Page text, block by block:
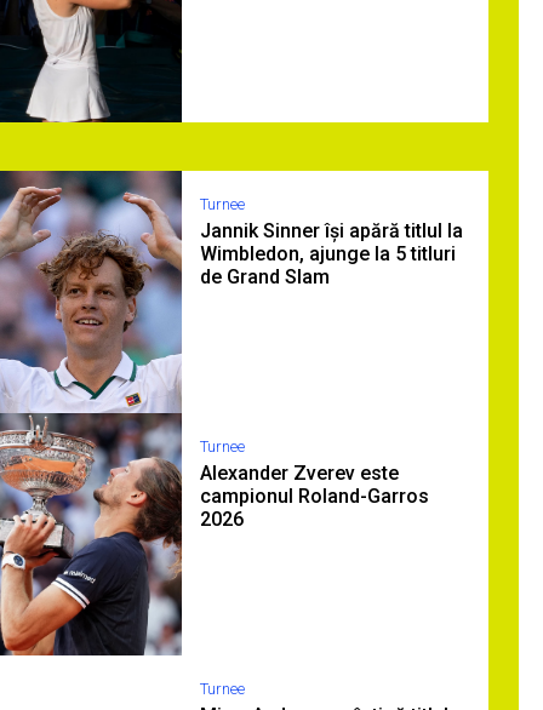
Turnee
Jannik Sinner își apără titlul la
Wimbledon, ajunge la 5 titluri
de Grand Slam
Turnee
Alexander Zverev este
campionul Roland-Garros
2026
Turnee